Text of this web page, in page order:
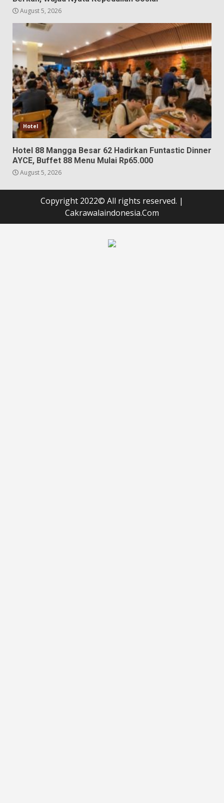
August 5, 2026
Hotel
Hotel 88 Mangga Besar 62 Hadirkan Funtastic Dinner
AYCE, Buffet 88 Menu Mulai Rp65.000
August 5, 2026
Copyright 2022© All rights reserved. |
Cakrawalaindonesia.Com